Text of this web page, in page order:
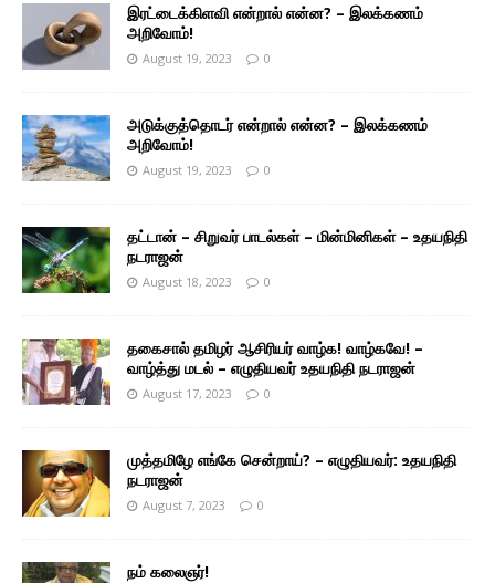
இரட்டைக்கிளவி என்றால் என்ன? – இலக்கணம்
அறிவோம்!
August 19, 2023 0
அடுக்குத்தொடர் என்றால் என்ன? – இலக்கணம்
அறிவோம்!
August 19, 2023 0
தட்டான் – சிறுவர் பாடல்கள் – மின்மினிகள் – உதயநிதி
நடராஜன்
August 18, 2023 0
தகைசால் தமிழர் ஆசிரியர் வாழ்க! வாழ்கவே! –
வாழ்த்து மடல் – எழுதியவர் உதயநிதி நடராஜன்
August 17, 2023 0
முத்தமிழே எங்கே சென்றாய்? – எழுதியவர்: உதயநிதி
நடராஜன்
August 7, 2023 0
நம் கலைஞர்!